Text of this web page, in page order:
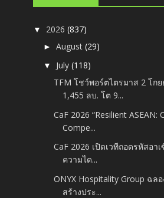
▼ 2026(837)
►August(29)
▼ July(118)
TFM โชว์พอร์ตไตรมาส 2 โก
1,455 ลบ. โต 9...
CaF 2026 “Resilient ASEAN:
Compe...
CaF 2026 เปิดเวทีถอดรหัสอา
ความได...
ONYX Hospitality Group ฉล
สร้างประ...